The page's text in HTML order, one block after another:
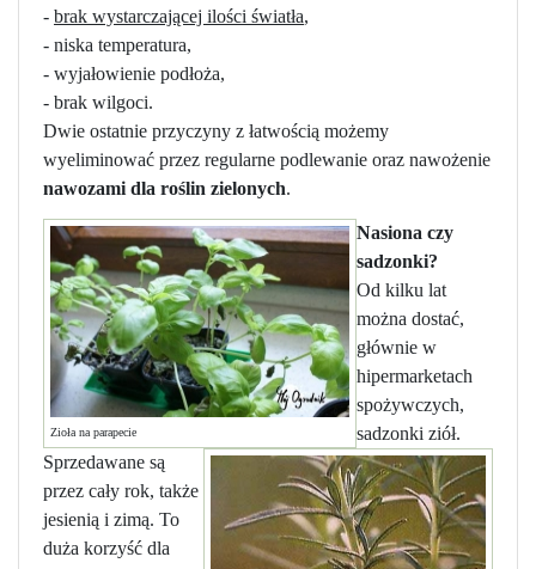
- brak wystarczającej ilości światła,
- niska temperatura,
- wyjałowienie podłoża,
- brak wilgoci.
Dwie ostatnie przyczyny z łatwością możemy
wyeliminować przez regularne podlewanie oraz nawożenie
nawozami dla roślin zielonych.
Zioła na parapecie
Nasiona czy
sadzonki?
Od kilku lat
można dostać,
głównie w
hipermarketach
spożywczych,
sadzonki ziół.
Sprzedawane są
przez cały rok, także
jesienią i zimą. To
duża korzyść dla